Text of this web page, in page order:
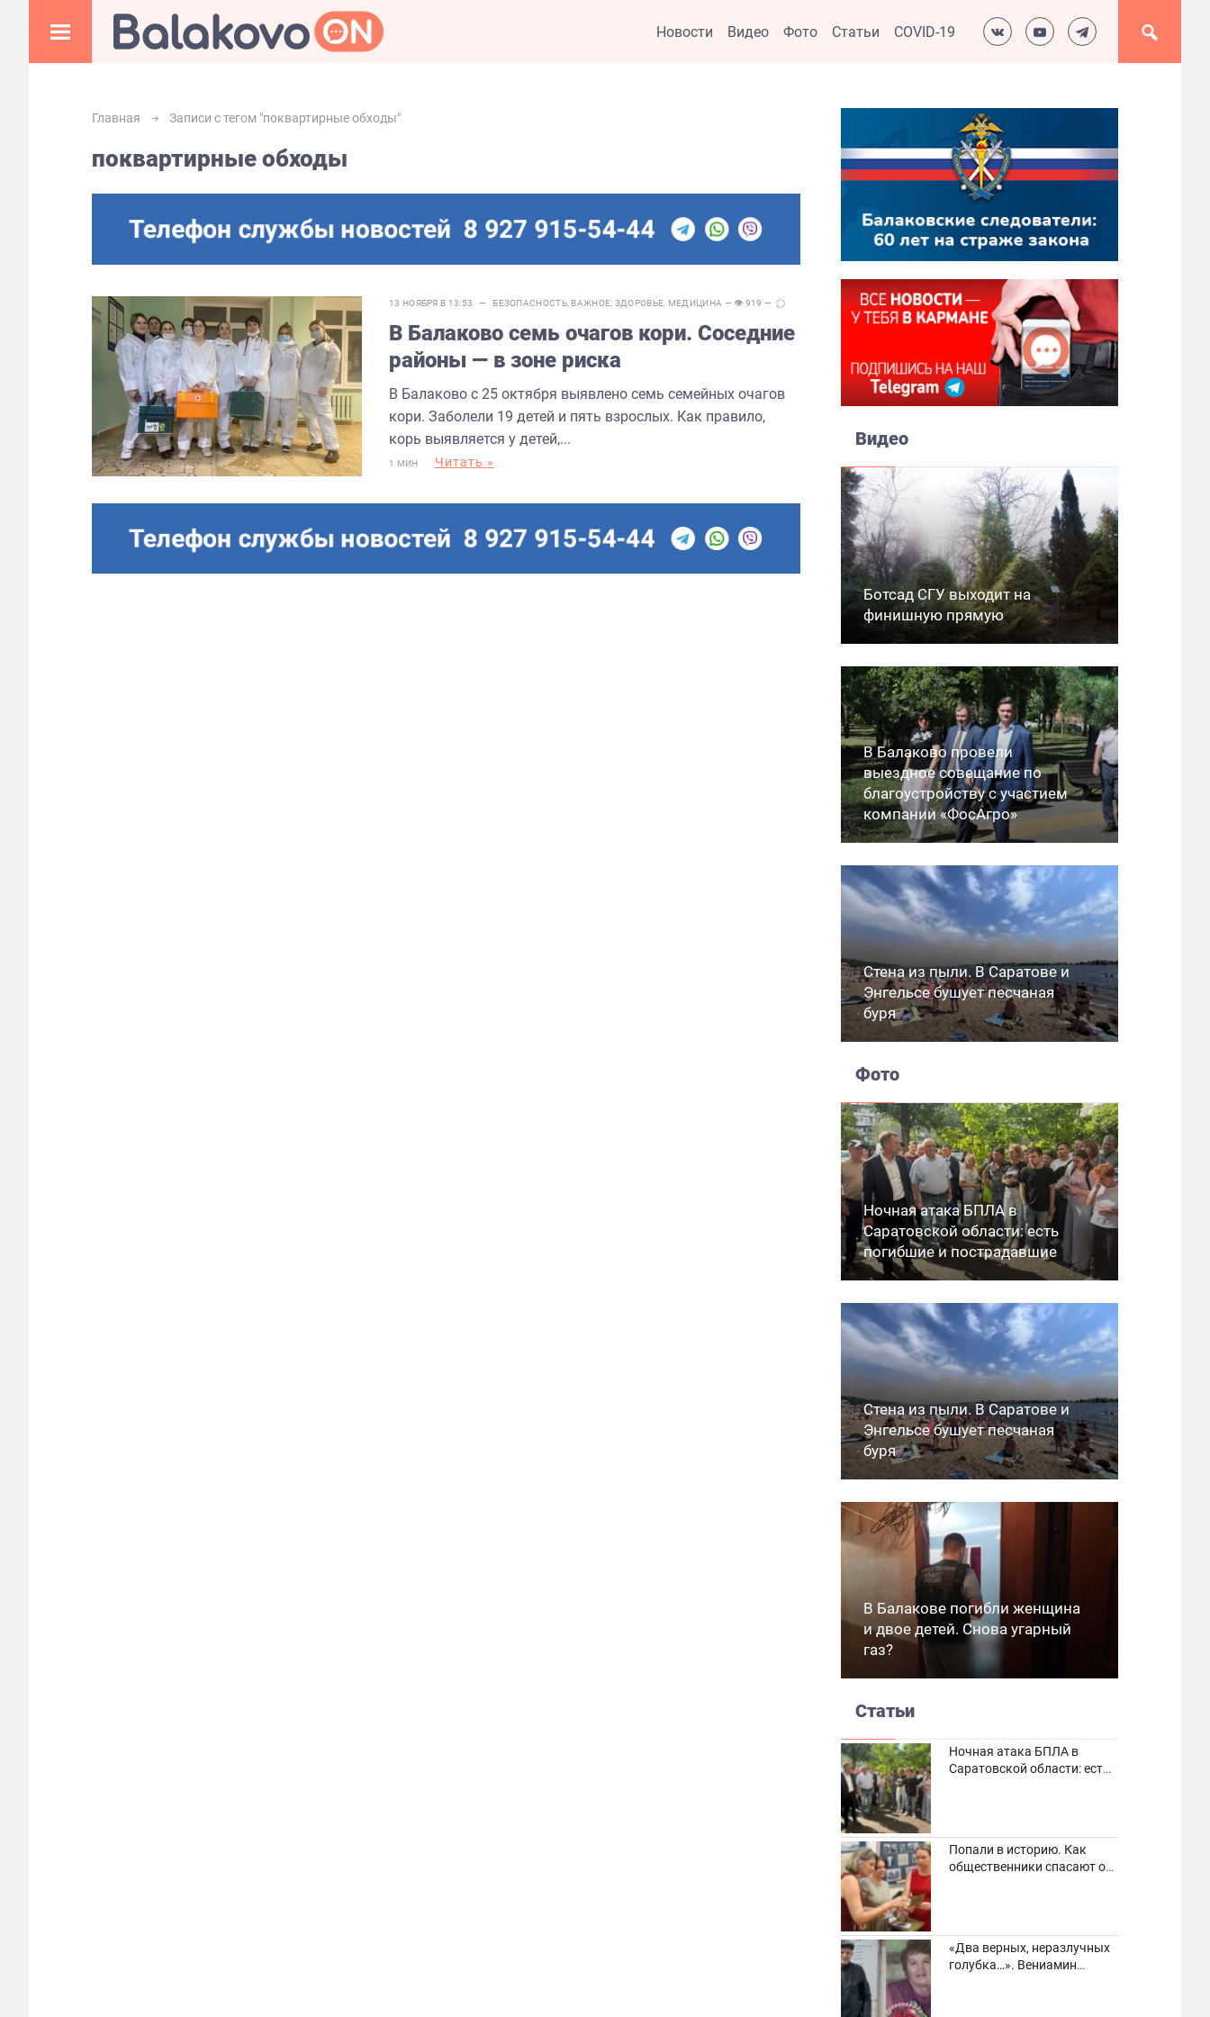
Новости Видео Фото Статьи COVID-19
Главная Записи с тегом "поквартирные обходы"
поквартирные обходы
13 НОЯБРЯ В 13:53 — БЕЗОПАСНОСТЬ, ВАЖНОЕ ЗДОРОВЬЕ МЕДИЦИНА — 👁 919 —
В Балаково семь очагов кори. Соседние
районы — в зоне риска
В Балаково с 25 октября выявлено семь семейных очагов
кори. Заболели 19 детей и пять взрослых. Как правило,
корь выявляется у детей,...
1 МИН Читать »
Видео
Ботсад СГУ выходит на
финишную прямую
В Балаково провели
выездное совещание по
благоустройству с участием
компании «ФосАгро»
Стена из пыли. В Саратове и
Энгельсе бушует песчаная
буря
Фото
Ночная атака БПЛА в
Саратовской области: есть
погибшие и пострадавшие
Стена из пыли. В Саратове и
Энгельсе бушует песчаная
буря
В Балакове погибли женщина
и двое детей. Снова угарный
газ?
Статьи
Ночная атака БПЛА в
Саратовской области: есть
Попали в историю. Как
общественники спасают от
«Два верных, неразлучных
голубка…». Вениамин